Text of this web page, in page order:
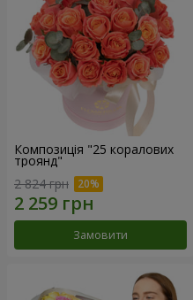
Композиція "25 коралових
троянд"
2 824 грн
Замовити